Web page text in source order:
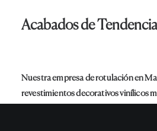
Acabados de Tendencia
Nuestraempresa de rotulación en
revestimientos decorativos vinílicos